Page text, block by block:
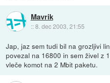
Mavrik
::8. dec 2003, 21:55
Jap, jaz sem tudi bil na grozljivi
povezal na 16800 in sem živel z
vleče komot na 2 Mbit paketu.